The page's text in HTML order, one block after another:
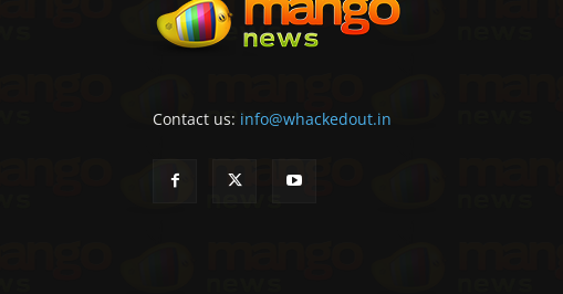
Contact us: info@whackedout.in